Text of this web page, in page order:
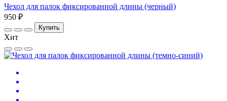
Чехол для палок фиксированной длины (черный)
950 ₽
Купить
Хит